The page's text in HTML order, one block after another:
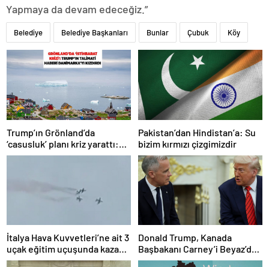
Yapmaya da devam edeceğiz.”
Belediye Belediye Başkanları Bunlar Çubuk Köy
Trump’ın Grönland’da
‘casusluk’ planı kriz yarattı:
Danimarka ABD elçisini
Pakistan’dan Hindistan’a: Su
bizim kırmızı çizgimizdir
İtalya Hava Kuvvetleri’ne ait 3
uçak eğitim uçuşunda kaza
yaptı
Donald Trump, Kanada
Başbakanı Carney’i Beyaz’da
ağırladı